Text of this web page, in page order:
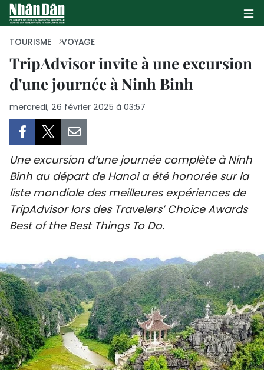
PAGE D'ACCUEIL
POLITIQUE
SOCIÉTÉ
CULTURE
TOURISME
SPORT
FRANCOPHONIE
PAYS NATAL
INTERNATIONAL
TOURISME VOYAGE
TripAdvisor invite à une excursion
d'une journée à Ninh Binh
mercredi, 26 février 2025 à 03:57
Une excursion d’une journée complète à Ninh
Binh au départ de Hanoi a été honorée sur la
liste mondiale des meilleures expériences de
TripAdvisor lors des Travelers’ Choice Awards
Best of the Best Things To Do.